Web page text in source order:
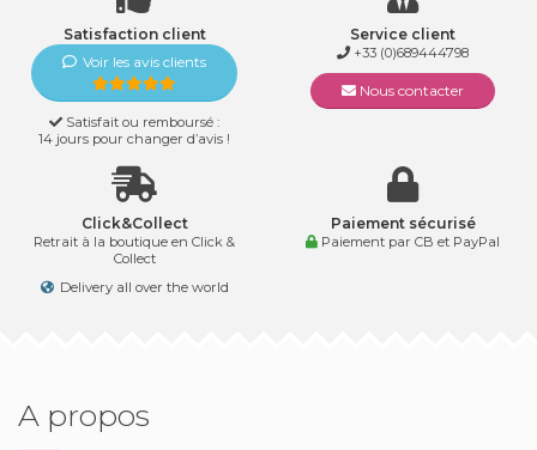
Satisfaction client
Voir les avis clients
Satisfait ou remboursé :
14 jours pour changer d’avis !
Service client
+33 (0)689444798
Nous contacter
Click&Collect
Retrait à la boutique en Click &
Collect
Delivery all over the world
Paiement sécurisé
Paiement par CB et PayPal
A propos